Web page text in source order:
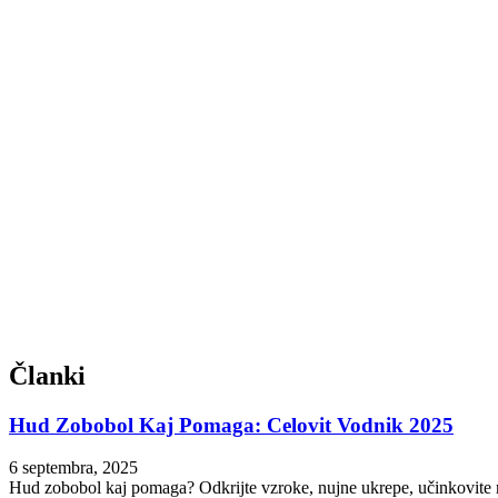
Članki
Hud Zobobol Kaj Pomaga: Celovit Vodnik 2025
6 septembra, 2025
Hud zobobol kaj pomaga? Odkrijte vzroke, nujne ukrepe,